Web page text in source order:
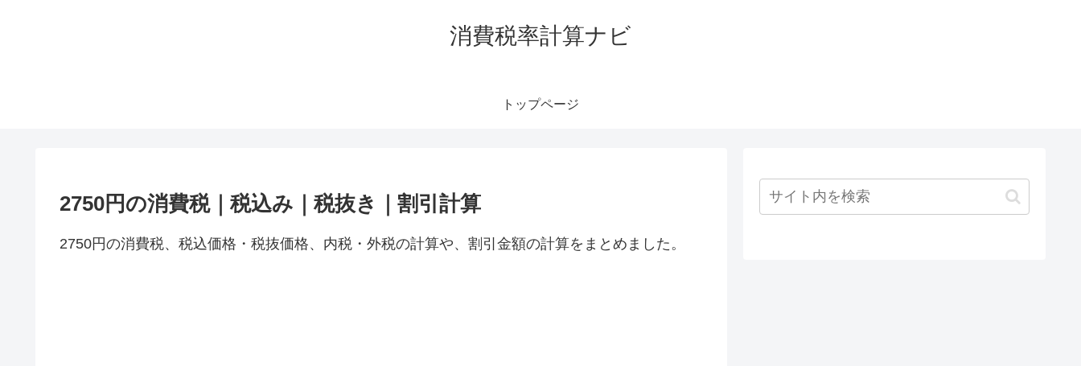
消費税率計算ナビ
トップページ
2750円の消費税｜税込み｜税抜き｜割引計算
2750円の消費税、税込価格・税抜価格、内税・外税の計算や、割引金額の計算をまとめました。